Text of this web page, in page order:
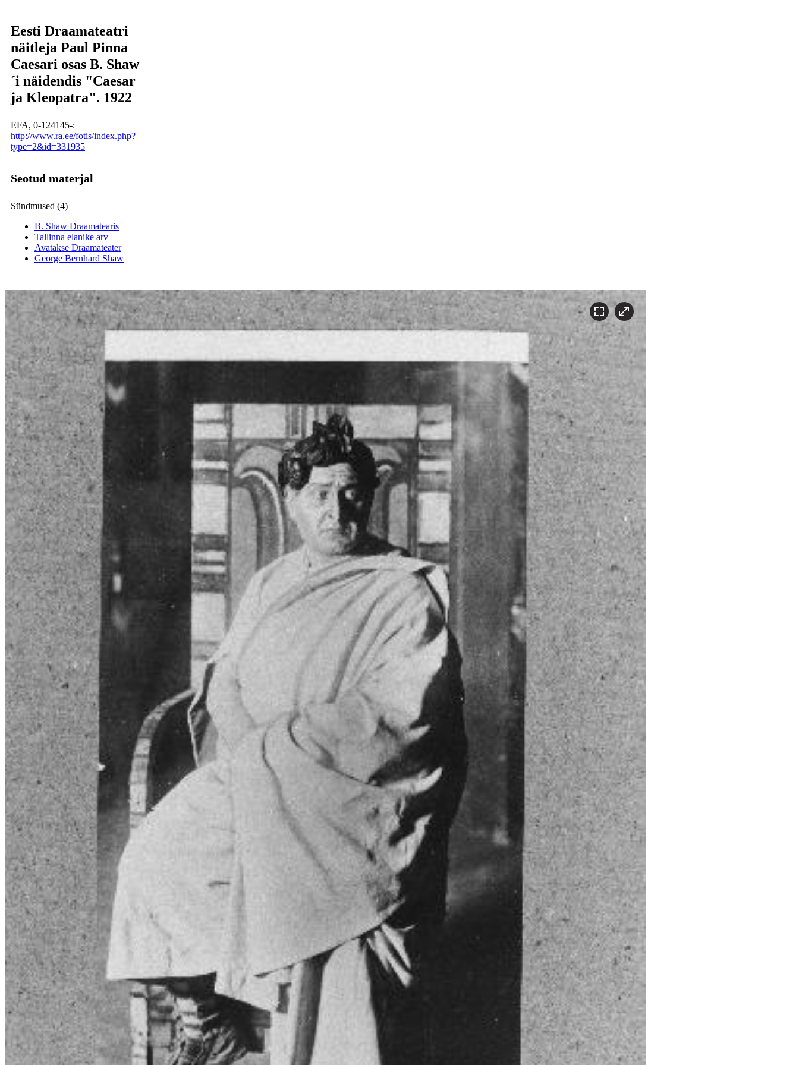
Eesti Draamateatri
näitleja Paul Pinna
Caesari osas B. Shaw
´i näidendis "Caesar
ja Kleopatra". 1922
EFA, 0-124145-:
http://www.ra.ee/fotis/index.php?
type=2&id=331935
Seotud materjal
Sündmused (4)
B. Shaw Draamatearis
Tallinna elanike arv
Avatakse Draamateater
George Bernhard Shaw